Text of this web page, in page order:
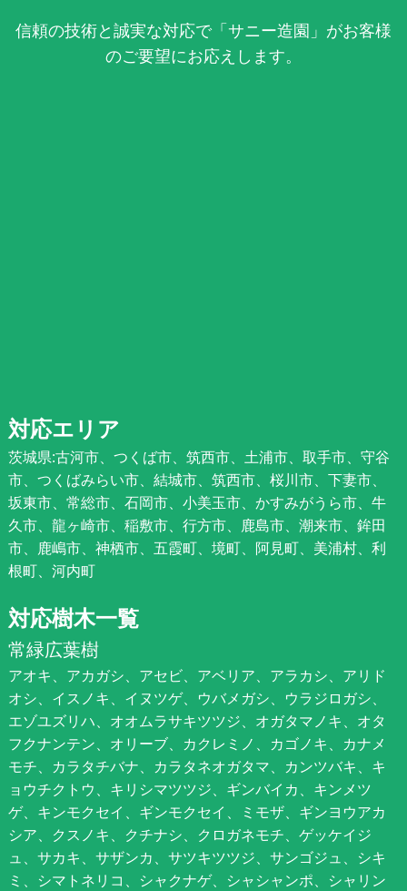
信頼の技術と誠実な対応で「サニー造園」がお客様
のご要望にお応えします。
対応エリア
茨城県:古河市、つくば市、筑西市、土浦市、取手市、守谷
市、つくばみらい市、結城市、筑西市、桜川市、下妻市、
坂東市、常総市、石岡市、小美玉市、かすみがうら市、牛
久市、龍ヶ崎市、稲敷市、行方市、鹿島市、潮来市、鉾田
市、鹿嶋市、神栖市、五霞町、境町、阿見町、美浦村、利
根町、河内町
対応樹木一覧
常緑広葉樹
アオキ、アカガシ、アセビ、アベリア、アラカシ、アリド
オシ、イスノキ、イヌツゲ、ウバメガシ、ウラジロガシ、
エゾユズリハ、オオムラサキツツジ、オガタマノキ、オタ
フクナンテン、オリーブ、カクレミノ、カゴノキ、カナメ
モチ、カラタチバナ、カラタネオガタマ、カンツバキ、キ
ョウチクトウ、キリシマツツジ、ギンバイカ、キンメツ
ゲ、キンモクセイ、ギンモクセイ、ミモザ、ギンヨウアカ
シア、クスノキ、クチナシ、クロガネモチ、ゲッケイジ
ュ、サカキ、サザンカ、サツキツツジ、サンゴジュ、シキ
ミ、シマトネリコ、シャクナゲ、シャシャンポ、シャリン